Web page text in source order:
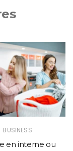
BUSINESS
en interne ou